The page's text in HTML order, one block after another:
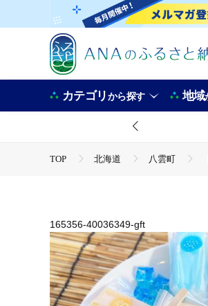
カテゴリから探す 地域
TOP 北海道 八雲町
165356-40036349-gft